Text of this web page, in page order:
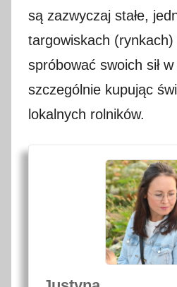
są zazwyczaj stałe,
targowiskach
spróbować swoich sił
szczególnie kupując
lokalnych rolników.